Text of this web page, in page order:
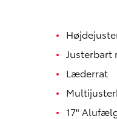
Justerbart
Læderrat
17"